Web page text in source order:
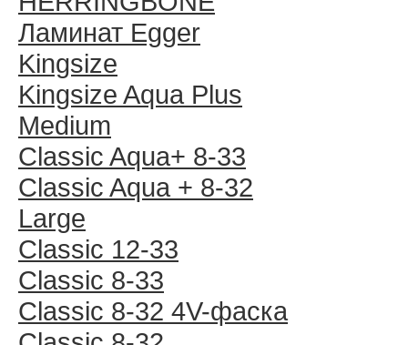
Ламинат Egger
Kingsize
Kingsize Aqua Plus
Medium
Classic Aqua+ 8-33
Classic Aqua + 8-32
Large
Classic 12-33
Classic 8-33
Classic 8-32 4V-фаска